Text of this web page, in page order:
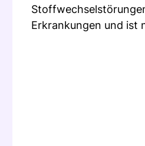
Erkrankungen und ist